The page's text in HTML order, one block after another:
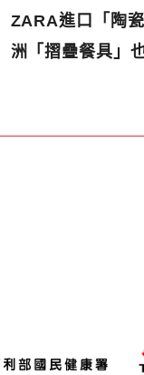
ZARA進口「陶
洲「摺疊餐具」